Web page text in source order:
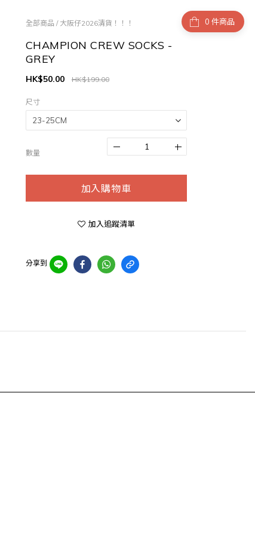
件商品
全部商品 / 大阪仔2026清貨！！！
CHAMPION CREW SOCKS -
GREY
HK$199.00
HK$50.00
尺寸
數量
加入購物車
加入追蹤清單
分享到